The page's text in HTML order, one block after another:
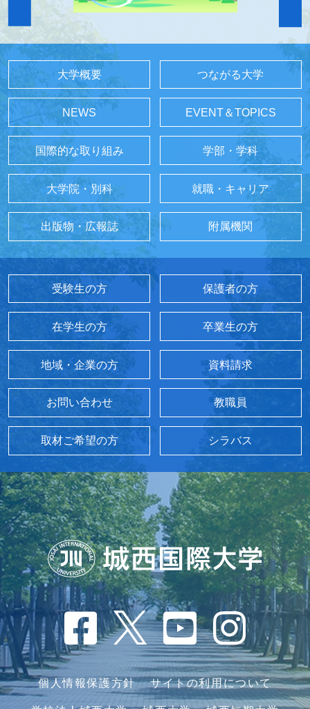
大学概要 つながる大学
NEWS EVENT＆TOPICS
国際的な取り組み 学部・学科
大学院・別科 就職・キャリア
出版物・広報誌 附属機関
受験生の方 保護者の方
在学生の方 卒業生の方
地域・企業の方 資料請求
お問い合わせ 教職員
取材ご希望の方 シラバス
個人情報保護方針 サイトの利用について